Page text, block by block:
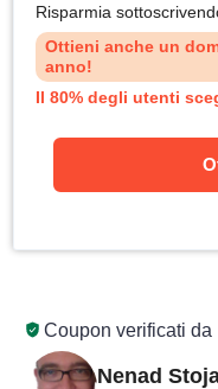
Coupon verificati da
Nenad
Risparmia
Ottieni anche un
anno!
Il 80% degli utenti